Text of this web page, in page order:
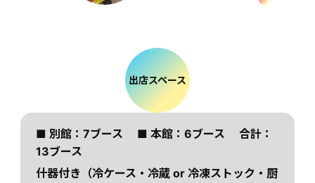
出店スペース
■ 別館：7ブース ■ 本館：6ブース 合計：
13ブース
什器付き（冷ケース・冷蔵 or 冷凍ストック・厨